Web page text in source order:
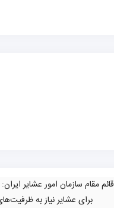
قائم مقام سازمان امور عشایر
برای عشایر نیاز به